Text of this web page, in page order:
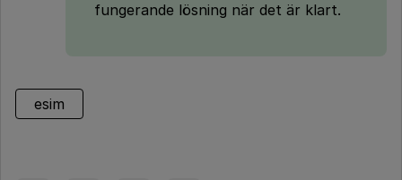
fungerande lösning när det är klart.
esim